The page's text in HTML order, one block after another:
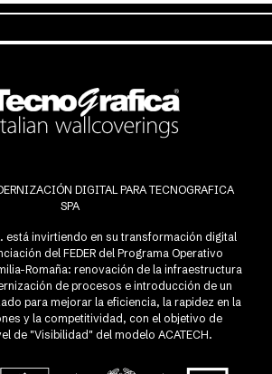
DIGITAL PARA TECNOGRAFICA
SPA
está invirtiendo en su transformación digital
del FEDER del Programa Operativo
Romaña: renovación de la infraestructura
de procesos e introducción de un
para mejorar la eficiencia, la rapidez en la
y la competitividad, con el objetivo de
de "Visibilidad" del modelo ACATECH.